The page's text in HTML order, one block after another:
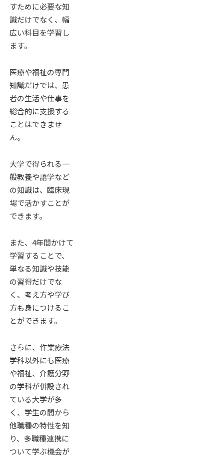
すために必要な知
識だけでなく、幅
広い科目を学習し
ます。
医療や福祉の専門
知識だけでは、患
者の生活や仕事を
総合的に支援する
ことはできませ
ん。
大学で得られる一
般教養や語学など
の知識は、臨床現
場で活かすことが
できます。
また、4年間かけて
学習することで、
単なる知識や技能
の習得だけでな
く、考え方や学び
方も身につけるこ
とができます。
さらに、作業療法
学科以外にも医療
や福祉、介護分野
の学科が併設され
ている大学が多
く、学生の間から
他職種の特性を知
り、多職種連携に
ついて学ぶ機会が